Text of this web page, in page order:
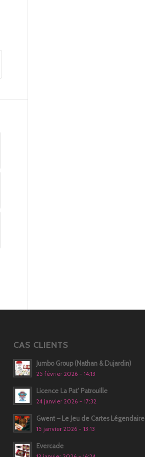
CAS CLIENTS
Jumbo Group (Nathan & Dujardin)
25 février 2026 - 14:13
Licence La Pat’ Patrouille
24 janvier 2026 - 17:32
Gwent – Le Jeu de Cartes Légendaire
15 janvier 2026 - 13:13
Evercade